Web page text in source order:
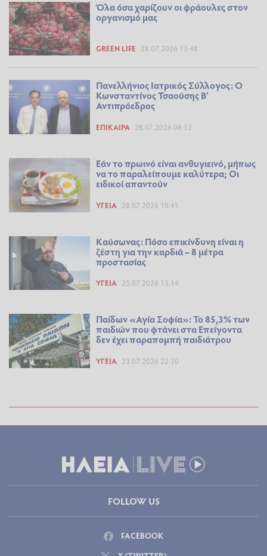
Όλα όσα χαρίζουν οι φράουλες στον
οργανισμό μας
GREEN LIFE 28.07.2026 13:48
Πανελλήνιος Ιατρικός Σύλλογος: Ο
Κωνσταντίνος Τσαούσης Β'
Αντιπρόεδρος
ΕΠΊΚΑΙΡΑ 28.07.2026 08:52
Εάν το πρωινό είναι ανθυγιεινό, μήπως
να το παραλείπουμε καλύτερα; Οι
ειδικοί απαντούν
ΥΓΕΊΑ 28.07.2026 10:45
Καύσωνας: Πόσο επικίνδυνη είναι η
ζέστη για την καρδιά – 8 μέτρα
προστασίας
ΥΓΕΊΑ 25.07.2026 15:14
Παίδων «Αγία Σοφία»: Το 85,3% των
παιδιών που φτάνει στα Επείγοντα
δεν έχει παραπομπή παιδιάτρου
ΥΓΕΊΑ 23.07.2026 22:30
FOLLOW US
FACEBOOK